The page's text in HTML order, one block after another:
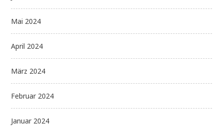
Mai 2024
April 2024
März 2024
Februar 2024
Januar 2024